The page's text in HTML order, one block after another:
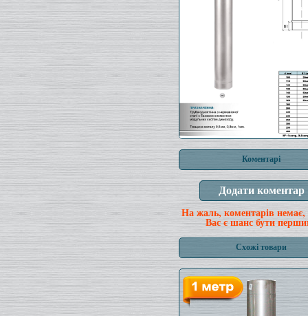
Коментарі
На жаль, коментарів немає,
Вас є шанс бути
Схожі товари